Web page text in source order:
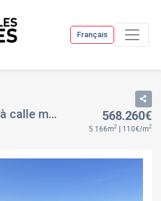
Français
à calle matacans, 9, à Artés, Barcelona 568.260€
5.166m2 | 110€/m2